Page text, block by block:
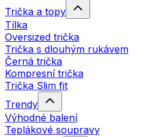
Trička a topy
Tílka
Oversized trička
Trička s dlouhým rukávem
Černá trička
Kompresní trička
Trička Slim fit
Trendy
Výhodné balení
Teplákové soupravy